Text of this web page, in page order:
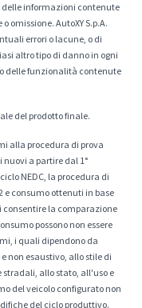
delle informazioni contenute
omissione. AutoXY S.p.A.
errori o lacune, o di
altro tipo di danno in ogni
delle funzionalità contenute
del prodotto finale.
alla procedura di prova
nuovi a partire dal 1°
NEDC, la procedura di
e consumo ottenuti in base
la comparazione
possono non essere
i quali dipendono da
non esaustivo, allo stile di
stradali, allo stato, all'uso e
del veicolo configurato non
del ciclo produttivo.